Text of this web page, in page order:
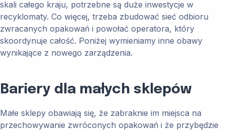
skali całego kraju, potrzebne są duże inwestycje w
recyklomaty. Co więcej, trzeba zbudować sieć odbioru
zwracanych opakowań i powołać operatora, który
skoordynuje całość. Poniżej wymieniamy inne obawy
wynikające z nowego zarządzenia.
Bariery dla małych sklepów
Małe sklepy obawiają się, że zabraknie im miejsca na
przechowywanie zwróconych opakowań i że przybędzie